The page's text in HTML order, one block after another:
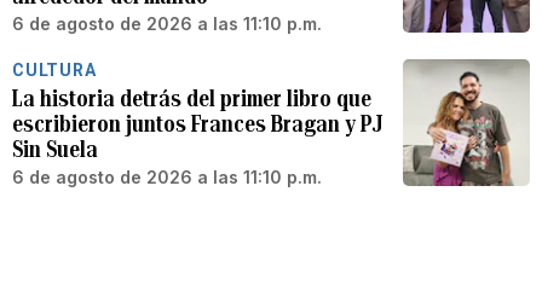
6 de agosto de 2026 a las 11:10 p.m.
CULTURA
La historia detrás del primer libro que
escribieron juntos Frances Bragan y PJ
Sin Suela
6 de agosto de 2026 a las 11:10 p.m.